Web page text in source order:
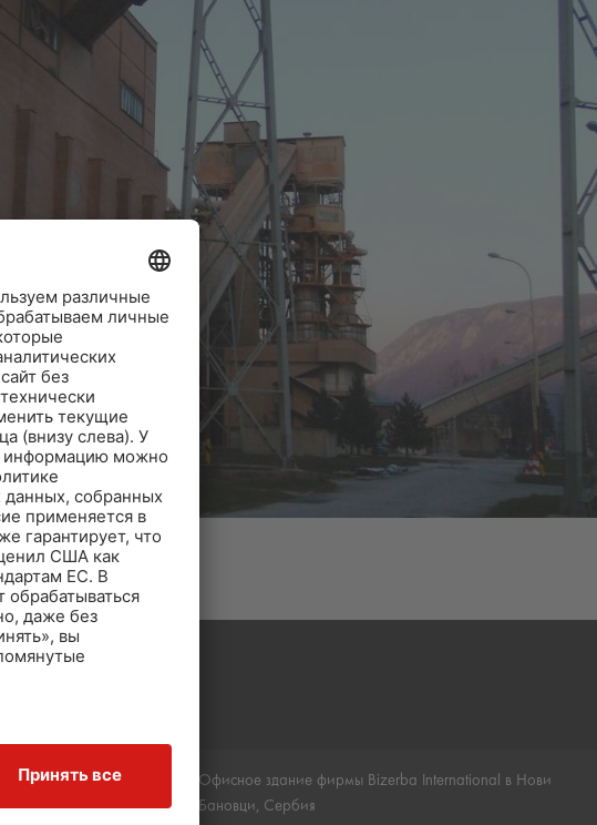
Офисное здание фирмы Bizerba International в Нови
Бановци, Сербия